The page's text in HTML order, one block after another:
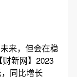
来，但会在稳
新网】2023
同比增长